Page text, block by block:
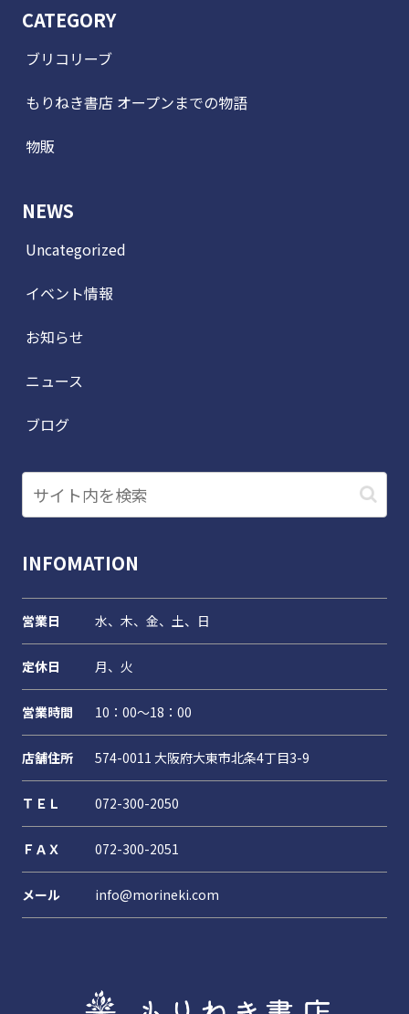
CATEGORY
ブリコリーブ
もりねき書店 オープンまでの物語
物販
NEWS
Uncategorized
イベント情報
お知らせ
ニュース
ブログ
INFOMATION
営業日 水、木、金、土、日
定休日 月、火
営業時間 10：00～18：00
店舗住所 574-0011 大阪府大東市北条4丁目3-9
ＴＥＬ 072-300-2050
ＦＡＸ 072-300-2051
メール info@morineki.com